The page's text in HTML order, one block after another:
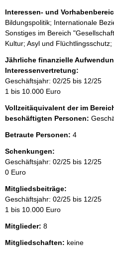
Interessen- und
Bildungspolitik; Internationale
Sonstiges im Bereich
Kultur; Asyl und
Jährliche finanzielle
Interessenvertretung:
Geschäftsjahr: 02/25 bis 12/25
1 bis 10.000 Euro
Vollzeitäquivalent der im
beschäftigten Personen:
Betraute Personen: 4
Schenkungen:
Geschäftsjahr: 02/25 bis 12/25
0 Euro
Mitgliedsbeiträge:
Geschäftsjahr: 02/25 bis 12/25
1 bis 10.000 Euro
Mitglieder: 8
Mitgliedschaften: keine